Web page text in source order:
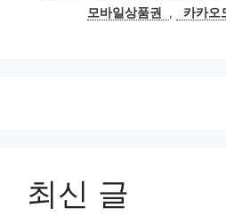
모바일상품권
, 카카오
최신 글